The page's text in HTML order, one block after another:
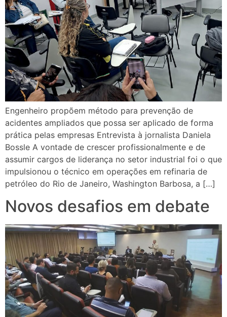
Engenheiro propõem método para prevenção de
acidentes ampliados que possa ser aplicado de forma
prática pelas empresas Entrevista à jornalista Daniela
Bossle A vontade de crescer profissionalmente e de
assumir cargos de liderança no setor industrial foi o que
impulsionou o técnico em operações em refinaria de
petróleo do Rio de Janeiro, Washington Barbosa, a […]
Novos desafios em debate